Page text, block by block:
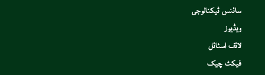
سائنس ٹیکنالوجی
ویڈیوز
لائف اسٹائل
فیکٹ چیک